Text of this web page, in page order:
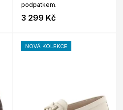
podpatkem.
3 299 Kč
NOVÁ KOLEKCE